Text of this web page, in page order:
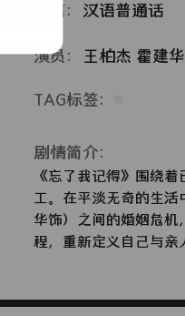
语言： 汉语普通话
演员： 王柏杰 霍建华
TAG标签：
剧情简介：
《忘了我记得》围绕
工。在平淡无奇的生活
华饰）之间的婚姻危机
程，重新定义自己与亲